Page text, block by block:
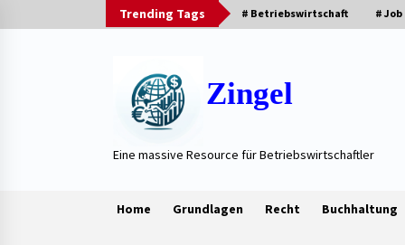
to
Trending Tags # Betriebswirtschaft # Job
Zingel
Eine massive Resource für Betriebswirtschaftler
Home Grundlagen Recht Buchhaltung